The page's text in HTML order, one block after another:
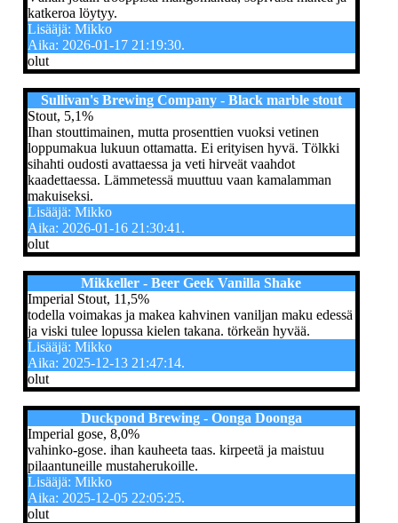
katkeroa löytyy.
Lisääjä: Mikko
Aika: 2026-01-17 21:19:30.
olut
Sullivan's Brewing Company - Black marble stout
Stout, 5,1%
Ihan stouttimainen, mutta prosenttien vuoksi vetinen
loppumakua lukuun ottamatta. Ei erityisen hyvä. Tölkki
sihahti oudosti avattaessa ja veti hirveät vaahdot
kaadettaessa. Lämmetessä muuttuu vaan kamalamman
makuiseksi.
Lisääjä: Mikko
Aika: 2026-01-16 21:30:41.
olut
Mikkeller - Beer Geek Vanilla Shake
Imperial Stout, 11,5%
todella voimakas ja makea kahvinen vaniljan maku edessä
ja viski tulee lopussa kielen takana. törkeän hyvää.
Lisääjä: Mikko
Aika: 2025-12-13 21:47:14.
olut
Duckpond Brewing - Oonga Doonga
Imperial gose, 8,0%
vahinko-gose. ihan kauheeta taas. kirpeetä ja maistuu
pilaantuneille mustaherukoille.
Lisääjä: Mikko
Aika: 2025-12-05 22:05:25.
olut